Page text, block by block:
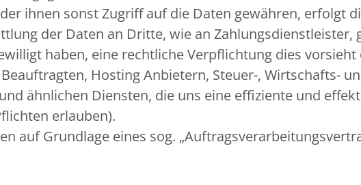
ihnen sonst Zugriff auf die Daten gewähren, erfolgt
der Daten an Dritte, wie an Zahlungsdienstleister,
haben, eine rechtliche Verpflichtung dies
Hosting Anbietern, Steuer-, Wirtschafts-
ähnlichen Diensten, die uns eine effiziente und
erlauben).
auf Grundlage eines sog.